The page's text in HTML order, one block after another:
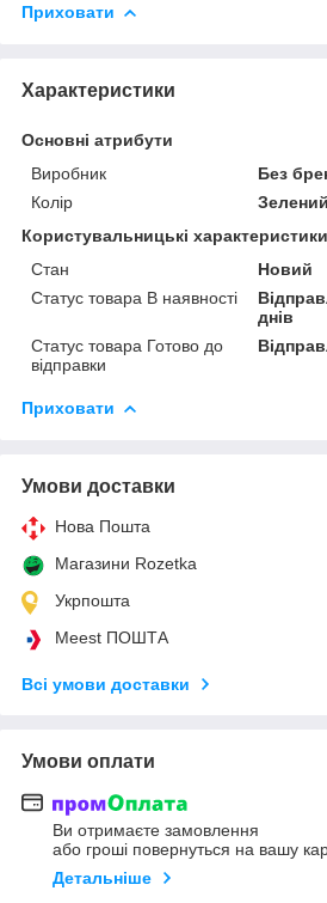
Приховати
Характеристики
Основні атрибути
Виробник
Без
Колір
Зелений
Користувальницькі характеристики
Стан
Новий
Статус товара В наявності
днів
Статус товара Готово до
відправки
Приховати
Умови доставки
Нова Пошта
Магазини Rozetka
Укрпошта
Meest ПОШТА
Всі умови доставки
Умови оплати
Ви отримаєте замовлення
або гроші повернуться на вашу
Детальніше